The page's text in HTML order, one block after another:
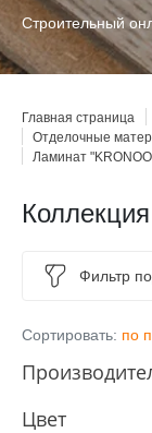
Строительный
Главная страница
Отделочные
Ламинат
Фильтр
Сортировать: по
Цвет